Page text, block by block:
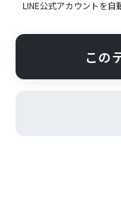
LINE公式アカウントを自
この